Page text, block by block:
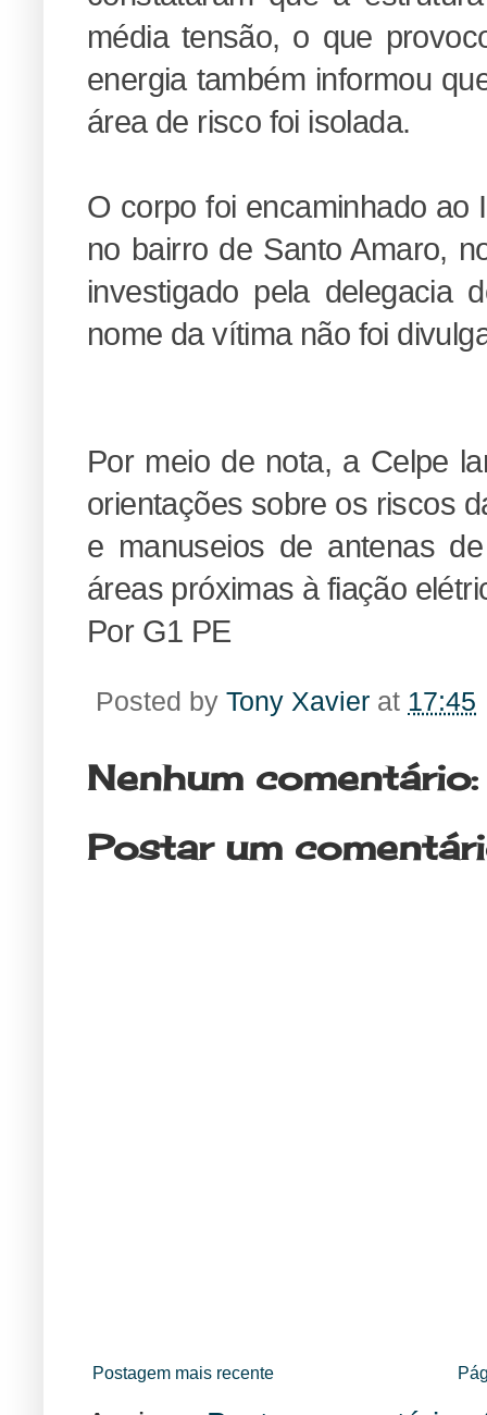
média tensão, o que
energia também informou
área de risco foi isolada.
O corpo foi encaminhado ao
no bairro de Santo Amaro,
investigado pela delegacia
nome da vítima não foi
Por meio de nota, a Celpe
orientações sobre os riscos
e manuseios de antenas
áreas próximas à fiação
Por G1 PE
Posted by Tony Xavier at 17:45
Nenhum comentário:
Postar um
Postagem mais recente